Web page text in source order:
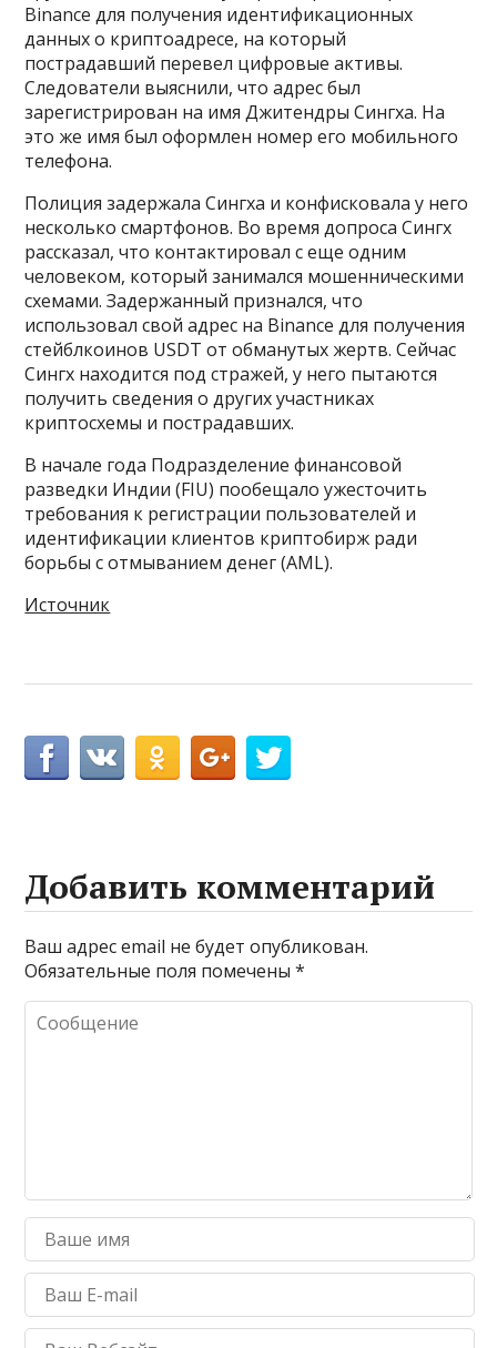
Binance для получения идентификационных
данных о криптоадресе, на который
пострадавший перевел цифровые активы.
Следователи выяснили, что адрес был
зарегистрирован на имя Джитендры Сингха. На
это же имя был оформлен номер его мобильного
телефона.
Полиция задержала Сингха и конфисковала у него
несколько смартфонов. Во время допроса Сингх
рассказал, что контактировал с еще одним
человеком, который занимался мошенническими
схемами. Задержанный признался, что
использовал свой адрес на Binance для получения
стейблкоинов USDT от обманутых жертв. Сейчас
Сингх находится под стражей, у него пытаются
получить сведения о других участниках
криптосхемы и пострадавших.
В начале года Подразделение финансовой
разведки Индии (FIU) пообещало ужесточить
требования к регистрации пользователей и
идентификации клиентов криптобирж ради
борьбы с отмыванием денег (AML).
Источник
Добавить комментарий
Ваш адрес email не будет опубликован.
Обязательные поля помечены*